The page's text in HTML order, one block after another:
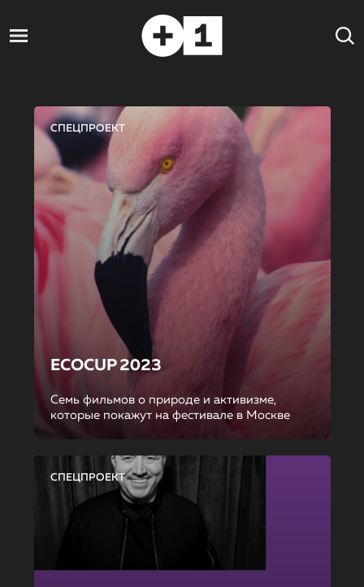
СПЕЦПРОЕКТ
ECOCUP 2023
Семь фильмов о природе и активизме,
которые покажут на фестивале в Москве
СПЕЦПРОЕКТ